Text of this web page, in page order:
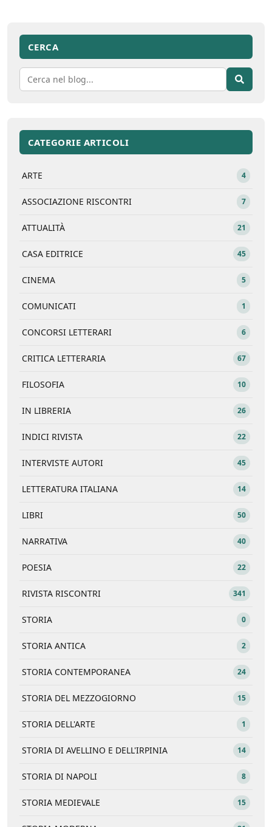
CERCA
CATEGORIE ARTICOLI
ARTE 4
ASSOCIAZIONE RISCONTRI 7
ATTUALITÀ 21
CASA EDITRICE 45
CINEMA 5
COMUNICATI 1
CONCORSI LETTERARI 6
CRITICA LETTERARIA 67
FILOSOFIA 10
IN LIBRERIA 26
INDICI RIVISTA 22
INTERVISTE AUTORI 45
LETTERATURA ITALIANA 14
LIBRI 50
NARRATIVA 40
POESIA 22
RIVISTA RISCONTRI 341
STORIA 0
STORIA ANTICA 2
STORIA CONTEMPORANEA 24
STORIA DEL MEZZOGIORNO 15
STORIA DELL'ARTE 1
STORIA DI AVELLINO E DELL'IRPINIA 14
STORIA DI NAPOLI 8
STORIA MEDIEVALE 15